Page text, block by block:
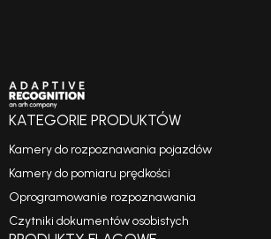
KATEGORIE PRODUKTÓW
Kamery do rozpoznawania pojazdów
Kamery do pomiaru prędkości
Oprogramowanie rozpoznawania
Czytniki dokumentów osobistych